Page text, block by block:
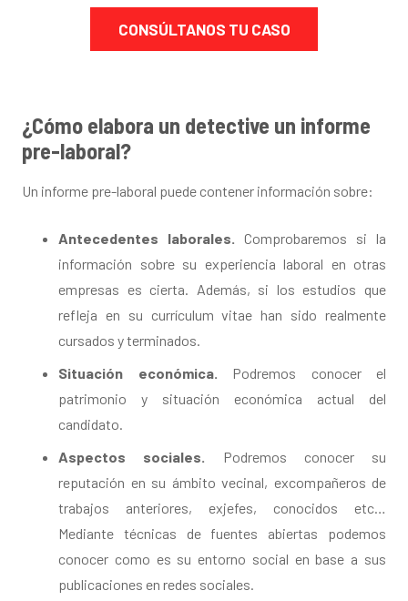
CONSÚLTANOS TU CASO
¿Cómo elabora un detective un informe
pre-laboral?
Un informe pre-laboral puede contener información sobre:
Antecedentes laborales. Comprobaremos si la
información sobre su experiencia laboral en otras
empresas es cierta. Además, si los estudios que
refleja en su currículum vitae han sido realmente
cursados y terminados.
Situación económica. Podremos conocer el
patrimonio y situación económica actual del
candidato.
Aspectos sociales. Podremos conocer su
reputación en su ámbito vecinal, excompañeros de
trabajos anteriores, exjefes, conocidos etc…
Mediante técnicas de fuentes abiertas podemos
conocer como es su entorno social en base a sus
publicaciones en redes sociales.